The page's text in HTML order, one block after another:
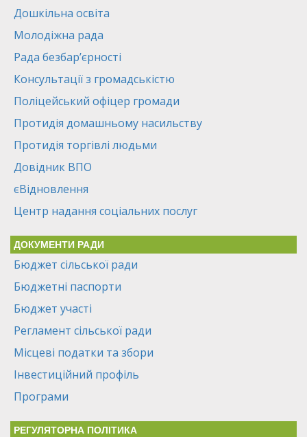
Дошкільна освіта
Молодіжна рада
Рада безбар’єрності
Консультації з громадськістю
Поліцейський офіцер громади
Протидія домашньому насильству
Протидія торгівлі людьми
Довідник ВПО
єВідновлення
Центр надання соціальних послуг
ДОКУМЕНТИ РАДИ
Бюджет сільської ради
Бюджетні паспорти
Бюджет участі
Регламент сільської ради
Місцеві податки та збори
Інвестиційний профіль
Програми
РЕГУЛЯТОРНА ПОЛІТИКА